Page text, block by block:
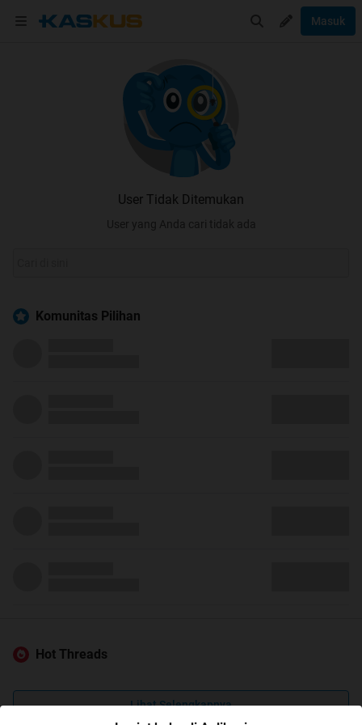
Masuk
User Tidak Ditemukan
User yang Anda cari tidak ada
Komunitas Pilihan
Hot Threads
Lihat Selengkapnya